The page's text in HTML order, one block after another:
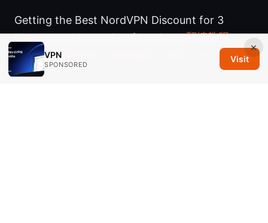
Getting the Best NordVPN Discount for 3
Years and What to Do If It’s Gone翻墙教程：
VPN、代理与安全上网全指南，快速上手与实用技
巧
×
VPN
SPONSORED
Visit